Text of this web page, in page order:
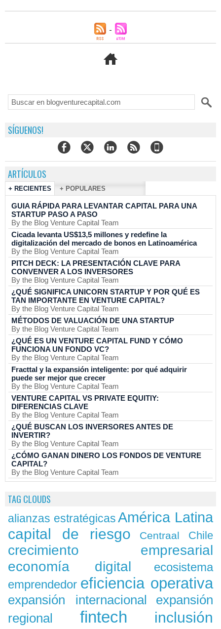
SÍGUENOS!
ARTÍCULOS
+ RECIENTES + POPULARES
GUIA RÁPIDA PARA LEVANTAR CAPITAL PARA UNA
STARTUP PASO A PASO
By the Blog Venture Capital Team
Cicada levanta US$13,5 millones y redefine la
digitalización del mercado de bonos en Latinoamérica
By the Blog Venture Capital Team
PITCH DECK: LA PRESENTACIÓN CLAVE PARA
CONVENVER A LOS INVERSORES
By the Blog Venture Capital Team
¿QUÉ SIGNIFICA UNICORN STARTUP Y POR QUÉ ES
TAN IMPORTANTE EN VENTURE CAPITAL?
By the Blog Venture Capital Team
MÉTODOS DE VALUACIÓN DE UNA STARTUP
By the Blog Venture Capital Team
¿QUÉ ES UN VENTURE CAPITAL FUND Y CÓMO
FUNCIONA UN FONDO VC?
By the Blog Venture Capital Team
Fracttal y la expansión inteligente: por qué adquirir
puede ser mejor que crecer
By the Blog Venture Capital Team
VENTURE CAPITAL VS PRIVATE EQUITIY:
DIFERENCIAS CLAVE
By the Blog Venture Capital Team
¿QUÉ BUSCAN LOS INVERSORES ANTES DE
INVERTIR?
By the Blog Venture Capital Team
¿CÓMO GANAN DINERO LOS FONDOS DE VENTURE
CAPITAL?
By the Blog Venture Capital Team
TAG CLOUDS
alianzas estratégicas América Latina
capital de riesgo Centraal Chile
crecimiento empresarial
economía digital
ecosistema
emprendedor eficiencia operativa
expansión internacional
expansión
regional
fintech
inclusión